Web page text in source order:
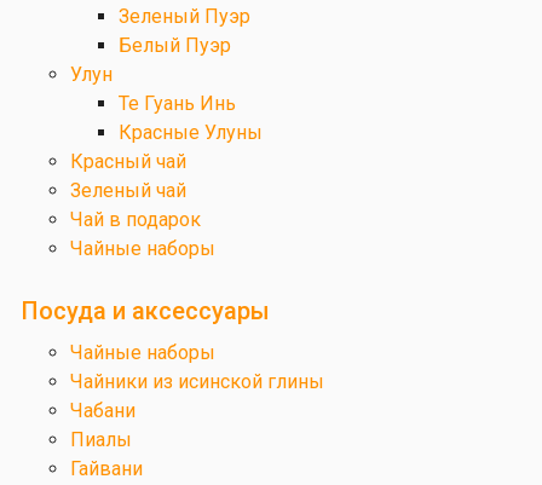
Зеленый Пуэр
Белый Пуэр
Улун
Те Гуань Инь
Красные Улуны
Красный чай
Зеленый чай
Чай в подарок
Чайные наборы
Посуда и аксессуары
Чайные наборы
Чайники из исинской глины
Чабани
Пиалы
Гайвани